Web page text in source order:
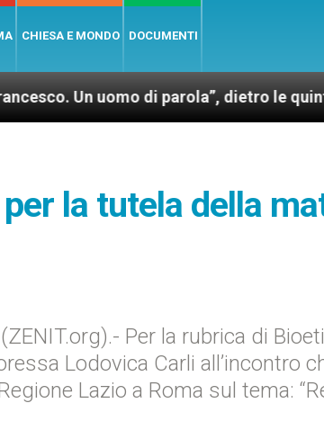
CHIESA E MONDO DOCUMENTI
di parola”, dietro le quinte
la tutela della
Per la rubrica di
Lodovica Carli all’incontro
Lazio a Roma sul tema: